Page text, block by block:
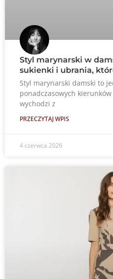
Styl marynarski w
sukienki i ubrania,
Styl marynarski damski to
ponadczasowych
wychodzi z
PRZECZYTAJ WPIS
4 czerwca 2026